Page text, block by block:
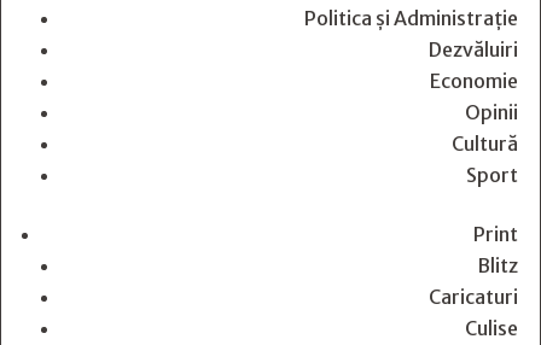
Politica și Administrație
Dezvăluiri
Economie
Opinii
Cultură
Sport
Print
Blitz
Caricaturi
Culise